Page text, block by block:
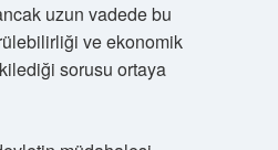
uzun vadede bu
ve ekonomik
sorusu ortaya